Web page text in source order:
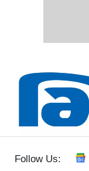
Follow Us: